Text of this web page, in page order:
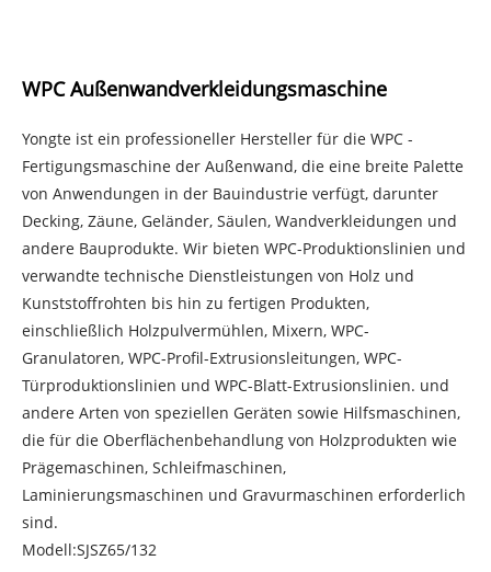
WPC Außenwandverkleidungsmaschine
Yongte ist ein professioneller Hersteller für die WPC -
Fertigungsmaschine der Außenwand, die eine breite Palette
von Anwendungen in der Bauindustrie verfügt, darunter
Decking, Zäune, Geländer, Säulen, Wandverkleidungen und
andere Bauprodukte. Wir bieten WPC-Produktionslinien und
verwandte technische Dienstleistungen von Holz und
Kunststoffrohten bis hin zu fertigen Produkten,
einschließlich Holzpulvermühlen, Mixern, WPC-
Granulatoren, WPC-Profil-Extrusionsleitungen, WPC-
Türproduktionslinien und WPC-Blatt-Extrusionslinien. und
andere Arten von speziellen Geräten sowie Hilfsmaschinen,
die für die Oberflächenbehandlung von Holzprodukten wie
Prägemaschinen, Schleifmaschinen,
Laminierungsmaschinen und Gravurmaschinen erforderlich
sind.
Modell:SJSZ65/132